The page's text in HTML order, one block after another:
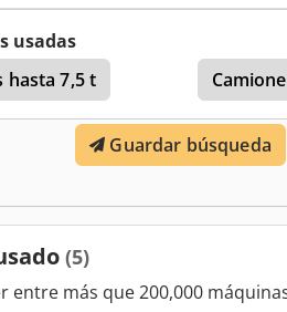
usadas
hasta 7,5 t
Guardar búsqueda
(5)
entre más que 200,000